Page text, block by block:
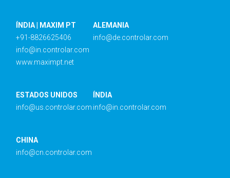
ÍNDIA | MAXIM PT
+91-8826625406
info@in.controlar.com
www.maximpt.net
ALEMANIA
info@de.controlar.com
ESTADOS UNIDOS
info@us.controlar.com
ÍNDIA
info@in.controlar.com
CHINA
info@cn.controlar.com